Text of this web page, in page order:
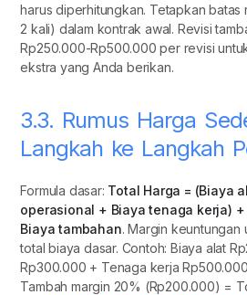
harus diperhitungkan. Tetapkan batas
2 kali) dalam kontrak awal. Revisi
Rp250.000-Rp500.000 per revisi
ekstra yang Anda berikan.
3.3. Rumus Harga
Langkah ke Langkah
Formula dasar: Total Harga = (Biaya
operasional + Biaya tenaga kerja)
Biaya tambahan. Margin keuntungan
total biaya dasar. Contoh: Biaya alat
Rp300.000 + Tenaga kerja
Tambah margin 20% (Rp200.000) =